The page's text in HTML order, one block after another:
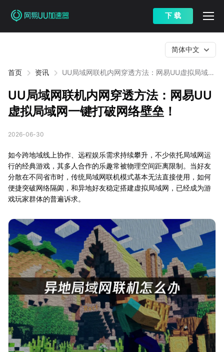
下 载
首页 资讯
UU局域网联机内网穿透方法：网易UU虚拟局域网
简体中文
UU局域网联机内网穿透方法：网易UU
虚拟局域网一键打破网络壁垒！
2026-06-30
如今跨地域线上协作、远程娱乐需求持续攀升，不少依托局域网运
行的经典游戏，其多人合作的乐趣常被物理空间距离限制。当好友
分散在不同省市时，传统局域网联机模式基本无法直接使用，如何
便捷突破网络隔阂，和异地好友稳定搭建虚拟局域网，已经成为游
戏玩家群体的普遍诉求。